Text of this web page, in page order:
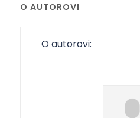
O AUTOROVI
O autorovi: